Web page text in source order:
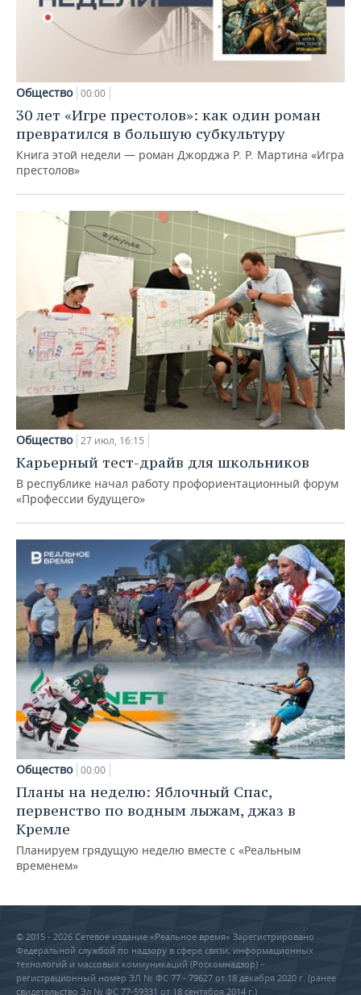
Общество 00:00
30 лет «Игре престолов»: как один роман
превратился в большую субкультуру
Книга этой недели — роман Джорджа Р. Р. Мартина «Игра
престолов»
Общество 27 июл, 16:15
Карьерный тест-драйв для школьников
В республике начал работу профориентационный форум
«Профессии будущего»
Общество 00:00
Планы на неделю: Яблочный Спас,
первенство по водным лыжам, джаз в
Кремле
Планируем грядущую неделю вместе с «Реальным
временем»
© 2015 - 2026 Сетевое издание «Реальное время» Зарегистрировано
Федеральной службой по надзору в сфере связи, информационных
технологий и массовых коммуникаций (Роскомнадзор) –
регистрационный номер ЭЛ № ФС 77 - 79627 от 18 декабря 2020 г. (ранее
свидетельство Эл № ФС 77-59331 от 18 сентября 2014 г.)